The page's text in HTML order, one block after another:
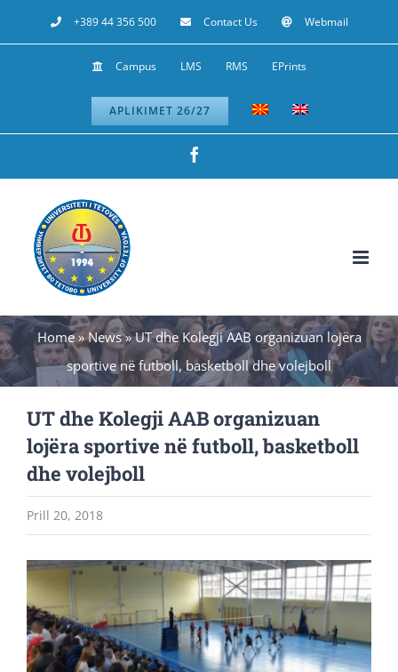
to
+389 44 356 500 Contact Us Webmail
Campus LMS RMS EPrints
APLIKIMET 26/27
Home»News»UT dhe Kolegji AAB organizuan lojëra
sportive në futboll, basketboll dhe volejboll
UT dhe Kolegji AAB organizuan
lojëra sportive në futboll, basketboll
dhe volejboll
Prill 20, 2018
View
Larger
Image